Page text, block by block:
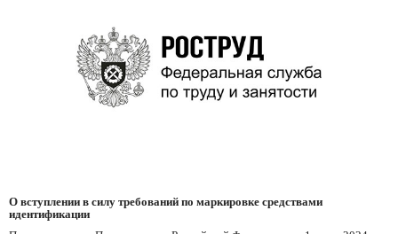
О вступлении в силу требований по маркировке средствами
идентификации